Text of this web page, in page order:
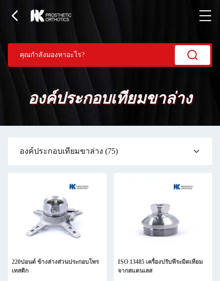
องค์ประกอบเทียมขาล่าง
องค์ประกอบเทียมขาล่าง (75)
220ปอนด์ ข้างล่างส่วนประกอบโพร
เทสติก
ISO 13485 เครื่องปรับพีระมิดเทียม
จากสแตนเลส